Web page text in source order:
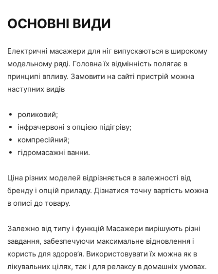
ОСНОВНІ ВИДИ
Електричні масажери для ніг випускаються в широкому
модельному ряді. Головна їх відмінність полягає в
принципі впливу. Замовити на сайті пристрій можна
наступних видів
роликовий;
інфрачервоні з опцією підігріву;
компресійний;
гідромасажні ванни.
Ціна різних моделей відрізняється в залежності від
бренду і опцій приладу. Дізнатися точну вартість можна
в описі до товару.
Залежно від типу і функцій Масажери вирішують різні
завдання, забезпечуючи максимальне відновлення і
користь для здоров’я. Використовувати їх можна як в
лікувальних цілях, так і для релаксу в домашніх умовах.